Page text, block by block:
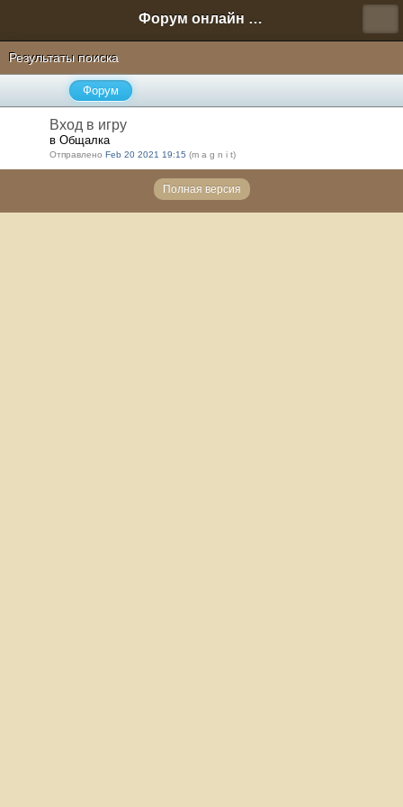
Форум онлайн игры "Новая Эра" (Нюра Биз)
Результаты поиска
Форум
Вход в игру
в Общалка
Отправлено Feb 20 2021 19:15 (m a g n i t)
Полная версия